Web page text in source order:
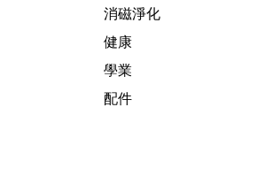
消磁淨化
健康
學業
配件